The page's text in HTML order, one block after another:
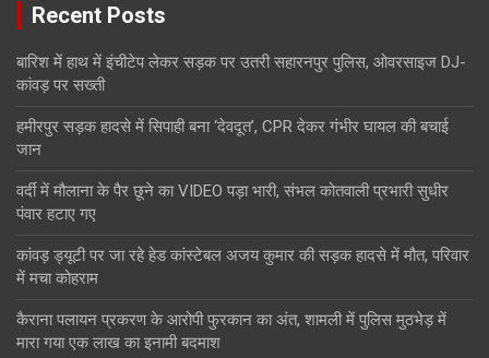
Recent Posts
बारिश में हाथ में इंचीटेप लेकर सड़क पर उतरी सहारनपुर पुलिस, ओवरसाइज DJ-
कांवड़ पर सख्ती
हमीरपुर सड़क हादसे में सिपाही बना ‘देवदूत’, CPR देकर गंभीर घायल की बचाई
जान
वर्दी में मौलाना के पैर छूने का VIDEO पड़ा भारी, संभल कोतवाली प्रभारी सुधीर
पंवार हटाए गए
कांवड़ ड्यूटी पर जा रहे हेड कांस्टेबल अजय कुमार की सड़क हादसे में मौत, परिवार
में मचा कोहराम
कैराना पलायन प्रकरण के आरोपी फुरकान का अंत, शामली में पुलिस मुठभेड़ में
मारा गया एक लाख का इनामी बदमाश